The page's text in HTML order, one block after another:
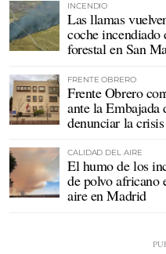
INCENDIO
Las llamas
coche incendiado
forestal en San
FRENTE OBRERO
Frente Obrero
ante la Embajada
denunciar la
CALIDAD DEL AIRE
El humo de los
de polvo africano
aire en Madrid